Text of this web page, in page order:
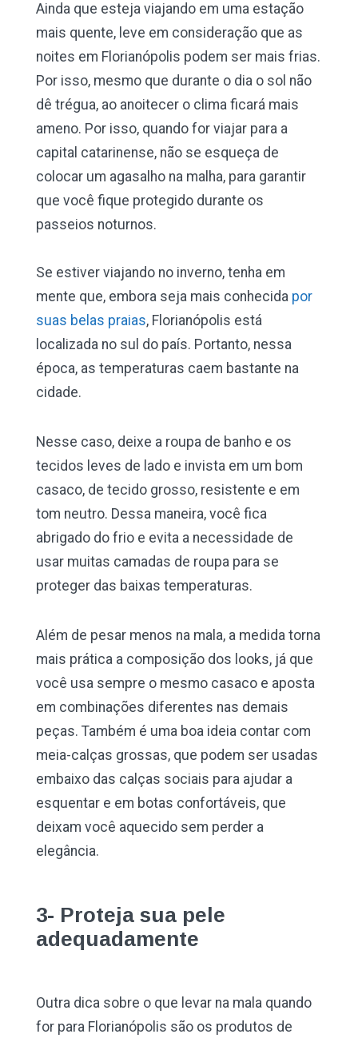
Ainda que esteja viajando em uma estação
mais quente, leve em consideração que as
noites em Florianópolis podem ser mais frias.
Por isso, mesmo que durante o dia o sol não
dê trégua, ao anoitecer o clima ficará mais
ameno. Por isso, quando for viajar para a
capital catarinense, não se esqueça de
colocar um agasalho na malha, para garantir
que você fique protegido durante os
passeios noturnos.
Se estiver viajando no inverno, tenha em
mente que, embora seja mais conhecida por
suas belas praias, Florianópolis está
localizada no sul do país. Portanto, nessa
época, as temperaturas caem bastante na
cidade.
Nesse caso, deixe a roupa de banho e os
tecidos leves de lado e invista em um bom
casaco, de tecido grosso, resistente e em
tom neutro. Dessa maneira, você fica
abrigado do frio e evita a necessidade de
usar muitas camadas de roupa para se
proteger das baixas temperaturas.
Além de pesar menos na mala, a medida torna
mais prática a composição dos looks, já que
você usa sempre o mesmo casaco e aposta
em combinações diferentes nas demais
peças. Também é uma boa ideia contar com
meia-calças grossas, que podem ser usadas
embaixo das calças sociais para ajudar a
esquentar e em botas confortáveis, que
deixam você aquecido sem perder a
elegância.
3- Proteja sua pele
adequadamente
Outra dica sobre o que levar na mala quando
for para Florianópolis são os produtos de